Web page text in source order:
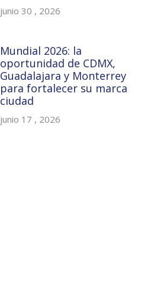
junio 30 , 2026
Mundial 2026: la
oportunidad de CDMX,
Guadalajara y Monterrey
para fortalecer su marca
ciudad
junio 17 , 2026